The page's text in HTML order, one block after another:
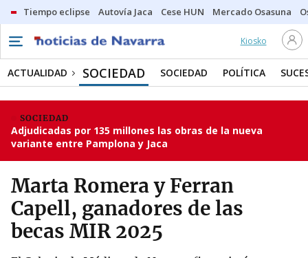
Tiempo eclipse Autovía Jaca Cese HUN Mercado Osasuna
Kiosko
ACTUALIDAD SOCIEDAD SOCIEDAD POLÍTICA
SOCIEDAD
Adjudicadas por 135 millones las obras de la nueva
variante entre Pamplona y Jaca
Marta Romera y Ferran
Capell, ganadores de las
becas MIR 2025